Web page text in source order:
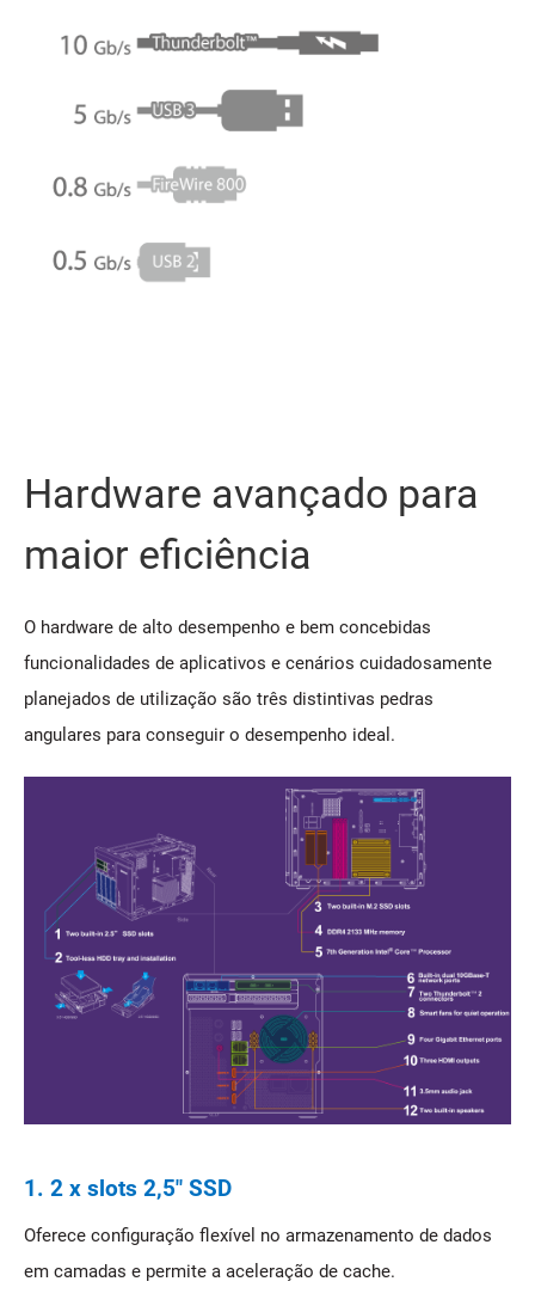
Hardware avançado para
maior eficiência
O hardware de alto desempenho e bem concebidas
funcionalidades de aplicativos e cenários cuidadosamente
planejados de utilização são três distintivas pedras
angulares para conseguir o desempenho ideal.
1. 2 x slots 2,5" SSD
Oferece configuração flexível no armazenamento de dados
em camadas e permite a aceleração de cache.